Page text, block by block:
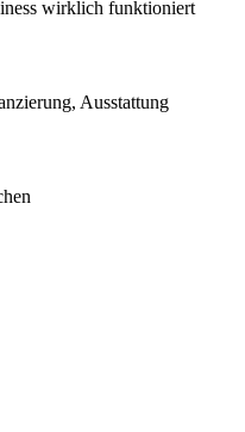
wirklich funktioniert
Ausstattung